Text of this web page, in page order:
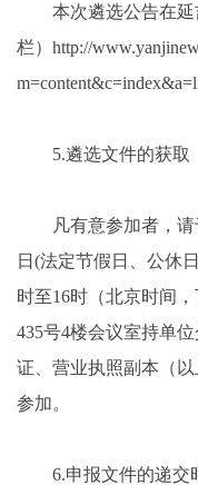
本次遴选公告在延
栏）http://
5.遴选文件的获取
凡有意参加者，请于
日(法定节假日、公休
时至16时（北京时间
435号4楼会议室持单
证、营业执照副本（
参加。
6.申报文件的递交